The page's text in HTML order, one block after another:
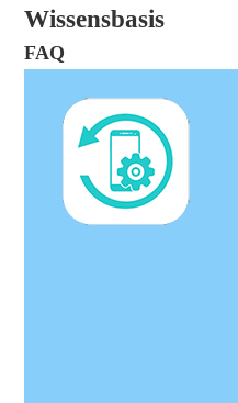
Wissensbasis
FAQ